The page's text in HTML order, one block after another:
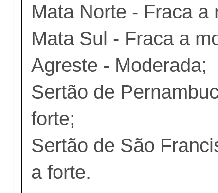
Mata Norte - Fraca a
Mata Sul - Fraca a
Agreste - Moderada;
Sertão de
forte;
Sertão de São
a forte.